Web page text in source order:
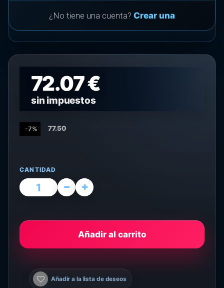
¿No tiene una cuenta? Crear una
72.07 €
sin impuestos
-7% 77.50
CANTIDAD
Añadir al carrito
Añadir a la lista de deseos